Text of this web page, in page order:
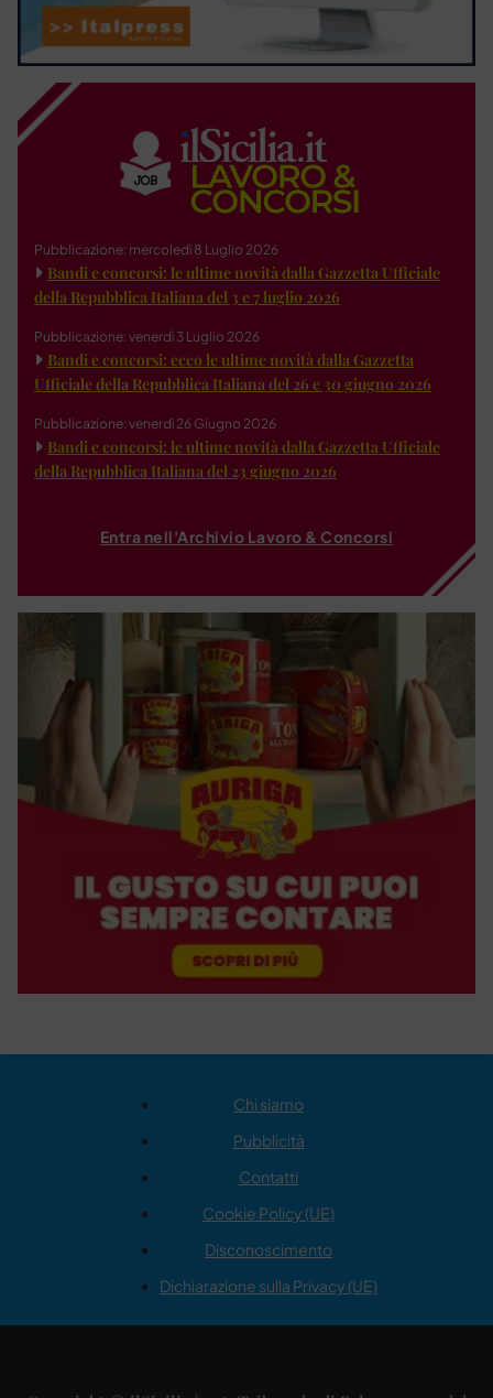
Pubblicazione: mercoledì 8 Luglio 2026
Bandi e concorsi: le ultime novità dalla Gazzetta Ufficiale
della Repubblica Italiana del 3 e 7 luglio 2026
Pubblicazione: venerdì 3 Luglio 2026
Bandi e concorsi: ecco le ultime novità dalla Gazzetta
Ufficiale della Repubblica Italiana del 26 e 30 giugno 2026
Pubblicazione: venerdì 26 Giugno 2026
Bandi e concorsi: le ultime novità dalla Gazzetta Ufficiale
della Repubblica Italiana del 23 giugno 2026
Entra nell'Archivio Lavoro & Concorsi
Chi siamo
Pubblicità
Contatti
Cookie Policy (UE)
Disconoscimento
Dichiarazione sulla Privacy (UE)